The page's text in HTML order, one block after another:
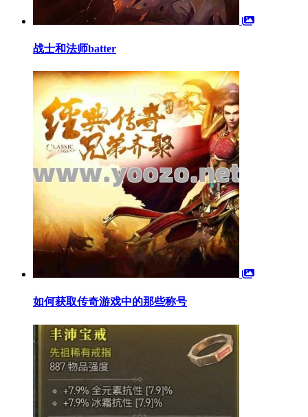
战士和法师batter
如何获取传奇游戏中的那些称号